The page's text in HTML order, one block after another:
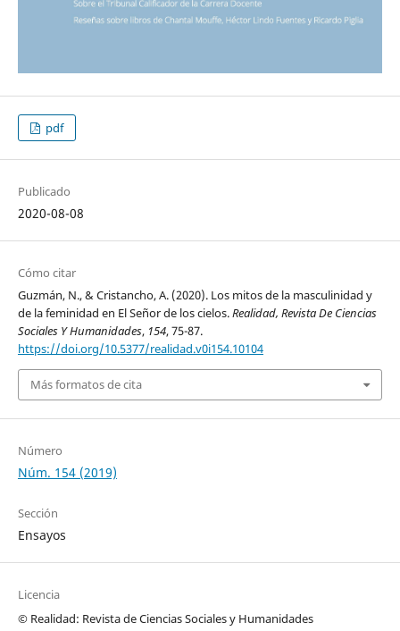
pdf
Publicado
2020-08-08
Cómo citar
Guzmán, N., & Cristancho, A. (2020). Los mitos de la masculinidad y
de la feminidad en El Señor de los cielos.Realidad, Revista De Ciencias
Sociales Y Humanidades, 154, 75-87.
https://doi.org/10.5377/realidad.v0i154.10104
Más formatos de cita
Número
Núm. 154 (2019)
Sección
Ensayos
Licencia
© Realidad: Revista de Ciencias Sociales y Humanidades